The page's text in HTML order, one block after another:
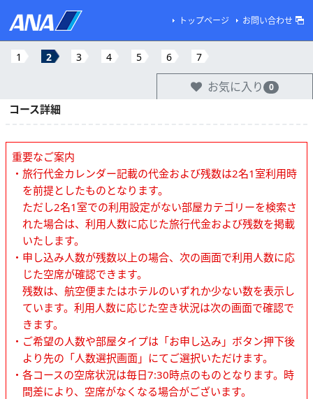
トップページ お問い合わせ
1 2 3 4 5 6 7
お気に入り 0
コース詳細
重要なご案内
・旅行代金カレンダー記載の代金および残数は2名1室利用時
を前提としたものとなります。
ただし2名1室での利用設定がない部屋カテゴリーを検索さ
れた場合は、利用人数に応じた旅行代金および残数を掲載
いたします。
・申し込み人数が残数以上の場合、次の画面で利用人数に応
じた空席が確認できます。
残数は、航空便またはホテルのいずれか少ない数を表示し
ています。利用人数に応じた空き状況は次の画面で確認で
きます。
・ご希望の人数や部屋タイプは「お申し込み」ボタン押下後
より先の「人数選択画面」にてご選択いただけます。
・各コースの空席状況は毎日7:30時点のものとなります。時
間差により、空席がなくなる場合がございます。